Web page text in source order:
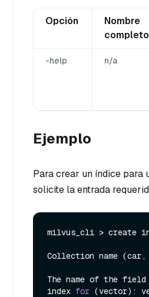
Opción
Nombre
completo
-help n/a
Ejemplo
Para crear un índice para
solicite la entrada
milvus_cli > create
Collection name
The name of the
index for (vector):